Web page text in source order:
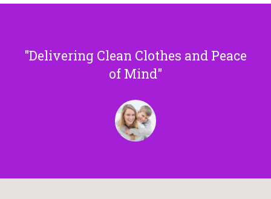
Delivering Clean Clothes and Peace
of Mind